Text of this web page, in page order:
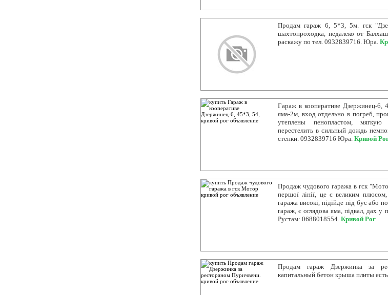
Продам гараж 6, 5*3, 5м. гск
шахтопроходка, недалеко от
раскажу по тел. 0932839716. Юра.
Гараж в кооперативе Дзержинец-6,
яма-2м, вход отдельно в погреб,
утеплены пенопластом,
перестелить в сильный дождь
стенки. 0932839716 Юра. Кривой
Продаж чудового гаража в гск
першої лінії, це є великим
гаража високі, підійде під бус або
гараж, є оглядова яма, підвал, дах у
Рустам: 0688018554. Кривой Рог
Продам гараж Дзержинка за
капитальный бетон крыша плиты